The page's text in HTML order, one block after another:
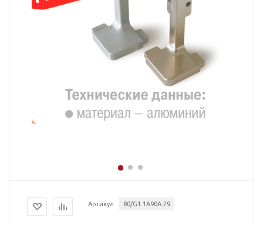
Артикул 80/G1.1A90A.29